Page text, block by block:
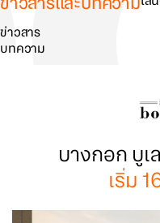
ค้นหา
ข่าวสาร
บทความ
บางกอก บูเ
เริ่ม